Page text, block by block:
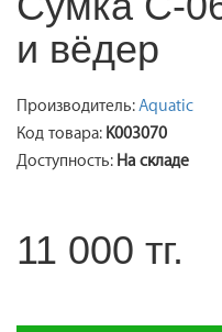
и вёдер
Производитель:Aquatic
Код товара: K003070
Доступность: На складе
11 000 тг.